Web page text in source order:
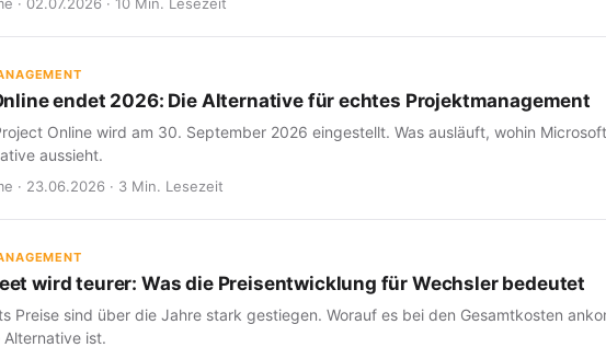
endet 2026: Die Alternative für echtes Projektmanagement
Online wird am 30. September 2026 eingestellt. Was ausläuft, wohin
aussieht.
· 23.06.2026 · 3 Min. Lesezeit
wird teurer: Was die Preisentwicklung für Wechsler bedeutet
Preise sind über die Jahre stark gestiegen. Worauf es bei den Gesamtkosten
ist.